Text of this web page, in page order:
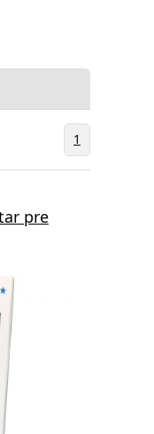
1
pre